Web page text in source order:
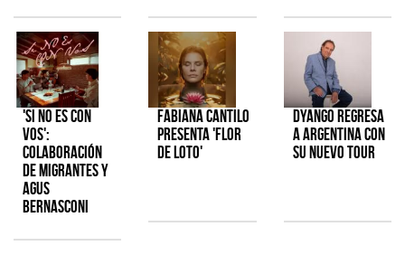
'Si No Es Con
Vos':
colaboración
de Migrantes y
Agus
Bernasconi
Fabiana Cantilo
presenta 'Flor
de Loto'
Dyango regresa
a Argentina con
su nuevo tour